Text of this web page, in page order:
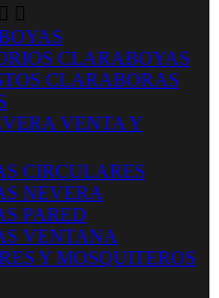
 
CLARABOYAS
CLARABORAS
VENTA Y
CIRCULARES
NEVERA
PARED
VENTANA
Y MOSQUITEROS